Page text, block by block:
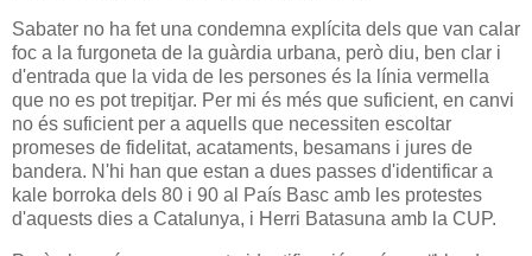
Sabater no ha fet una condemna explícita dels que van calar
foc a la furgoneta de la guàrdia urbana, però diu, ben clar i
d'entrada que la vida de les persones és la línia vermella
que no es pot trepitjar. Per mi és més que suficient, en canvi
no és suficient per a aquells que necessiten escoltar
promeses de fidelitat, acataments, besamans i jures de
bandera. N'hi han que estan a dues passes d'identificar a
kale borroka dels 80 i 90 al País Basc amb les protestes
d'aquests dies a Catalunya, i Herri Batasuna amb la CUP.